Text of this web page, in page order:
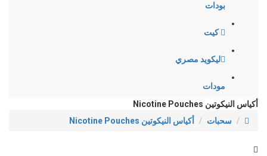
بودات
كيت
ليكويد مصري
مودات
أكياس النيكوتين Nicotine Pouches
سحبات
أكياس النيكوتين Nicotine Pouches